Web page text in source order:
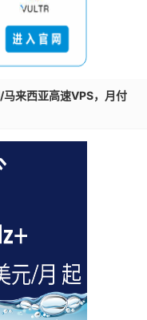
来西亚高速VPS，月付